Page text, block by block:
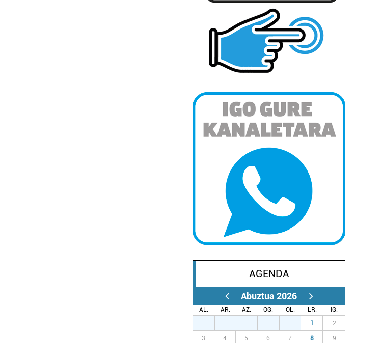
AGENDA
Abuztua 2026
AL. AR. AZ. OG. OL. LR.
IG.
1 2
3 4 5 6 7 8 9